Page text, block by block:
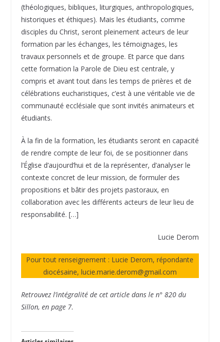
(théologiques, bibliques, liturgiques, anthropologiques,
historiques et éthiques). Mais les étudiants, comme
disciples du Christ, seront pleinement acteurs de leur
formation par les échanges, les témoignages, les
travaux personnels et de groupe. Et parce que dans
cette formation la Parole de Dieu est centrale, y
compris et avant tout dans les temps de prières et de
célébrations eucharistiques, c’est à une véritable vie de
communauté ecclésiale que sont invités animateurs et
étudiants.
À la fin de la formation, les étudiants seront en capacité
de rendre compte de leur foi, de se positionner dans
l’Église d’aujourd’hui et de la représenter, d’analyser le
contexte concret de leur mission, de formuler des
propositions et bâtir des projets pastoraux, en
collaboration avec les différents acteurs de leur lieu de
responsabilité. […]
Lucie Derom
Pour tout renseignement : Lucie Derom, répondante
diocésaine, lucie.marie.derom@gmail.com
Retrouvez l’intégralité de cet article dans le n° 820 du
Sillon, en page 7.